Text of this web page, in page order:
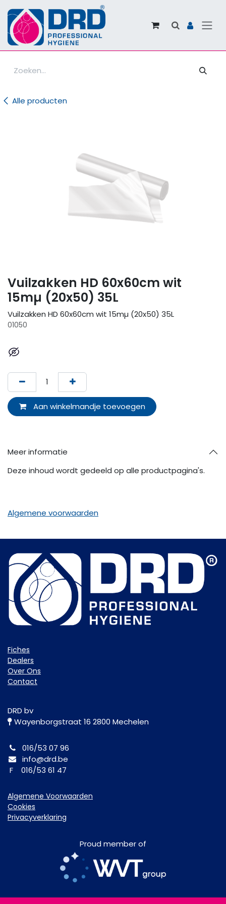
Alle producten
Vuilzakken HD 60x60cm wit
15mµ (20x50) 35L
Vuilzakken HD 60x60cm wit 15mµ (20x50) 35L
01050
Aan winkelmandje toevoegen
Meer informatie
Deze inhoud wordt gedeeld op alle productpagina's.
Algemene voorwaarden
Fiche​s
Dealers
Over Ons
Contact
DRD bv
Wayenborgstraat 16 2800 Mechelen
016/53 07 96
info@drd.be
F 016/53 61 47
Algemene Voorwaarden
Cookies
Privacyverklaring
Proud member of